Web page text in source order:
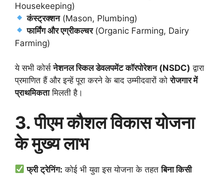
Housekeeping)
कंस्ट्रक्शन(Mason, Plumbing)
फार्मिंग और एग्रीकल्चर(Organic Farming, Dairy
Farming)
ये सभी कोर्सनेशनल स्किल डेवलपमेंट कॉरपोरेशन (NSDC) द्वारा
प्रमाणित हैं और इन्हें पूरा करने के बाद उम्मीदवारों कोरोजगार में
प्राथमिकतामिलती है।
3. पीएम कौशल विकास योजना
के मुख्य लाभ
फ्री ट्रेनिंग: कोई भी युवा इस योजना के तहतबिना किसी